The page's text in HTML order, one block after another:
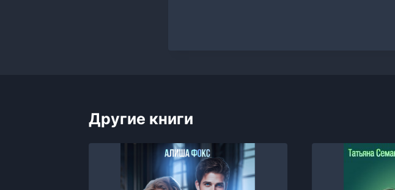
Другие книги